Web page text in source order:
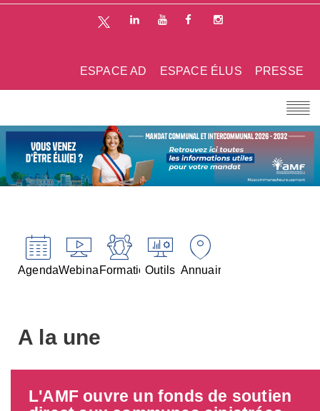
PRESSE
ESPACE ÉLUS
ESPACE AD
AgendaWebinairesFormationsOutils Annuaires
A la une
L'AMF ouvre un fonds de soutien